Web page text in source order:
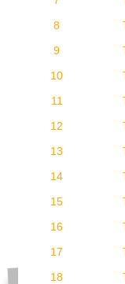
8
9
10
11
12
13
14
15
16
17
18